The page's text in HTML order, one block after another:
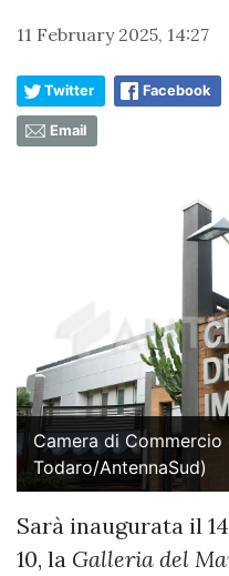
11 February 2025, 14:27
Twitter Facebook
Email
Camera di
Todaro/AntennaSud)
Sarà inaugurata il
10, la Galleria del